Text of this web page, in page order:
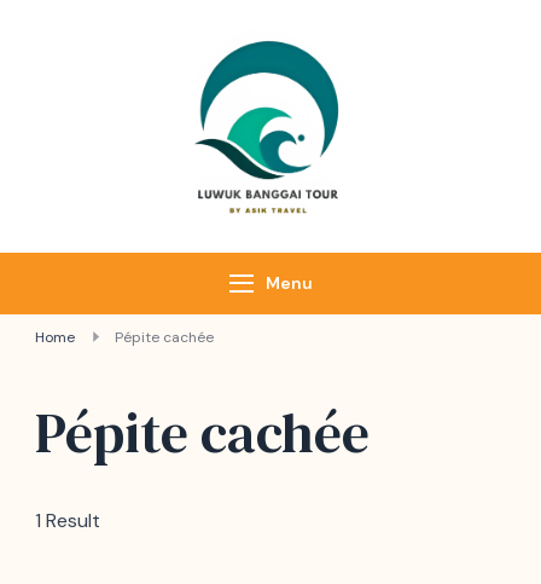
Menu
Home Pépite cachée
Pépite cachée
1 Result